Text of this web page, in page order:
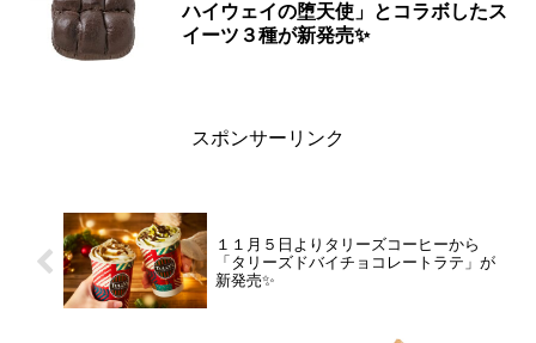
ハイウェイの堕天使」とコラボしたス
イーツ３種が新発売✨
スポンサーリンク
１１月５日よりタリーズコーヒーから
「タリーズドバイチョコレートラテ」が
新発売✨